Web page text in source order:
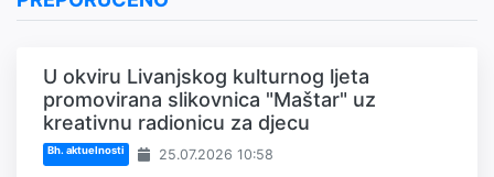
U okviru Livanjskog kulturnog ljeta
promovirana slikovnica "Maštar" uz
kreativnu radionicu za djecu
Bh. aktuelnosti 25.07.2026 10:58